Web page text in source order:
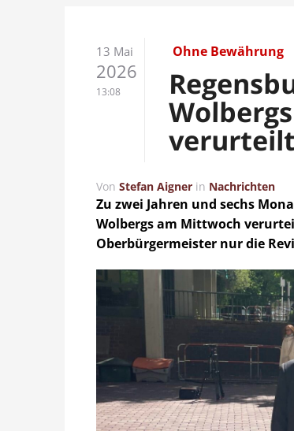
13 Mai
2026
13:08
Ohne Bewährung
verurteilt
Von Stefan Aigner in Nachrichten
Zu zwei Jahren und sechs
Wolbergs am Mittwoch
Oberbürgermeister nur die